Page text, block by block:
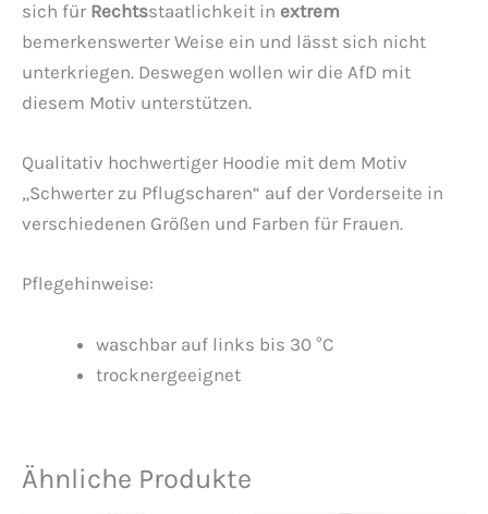
sich für Rechtsstaatlichkeit in extrem
bemerkenswerter Weise ein und lässt sich nicht
unterkriegen. Deswegen wollen wir die AfD mit
diesem Motiv unterstützen.
Qualitativ hochwertiger Hoodie mit dem Motiv
„Schwerter zu Pflugscharen“ auf der Vorderseite in
verschiedenen Größen und Farben für Frauen.
Pflegehinweise:
waschbar auf links bis 30 °C
trocknergeeignet
Ähnliche Produkte